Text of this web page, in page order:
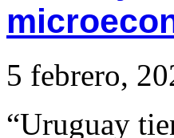
5 febrero,
“Uruguay